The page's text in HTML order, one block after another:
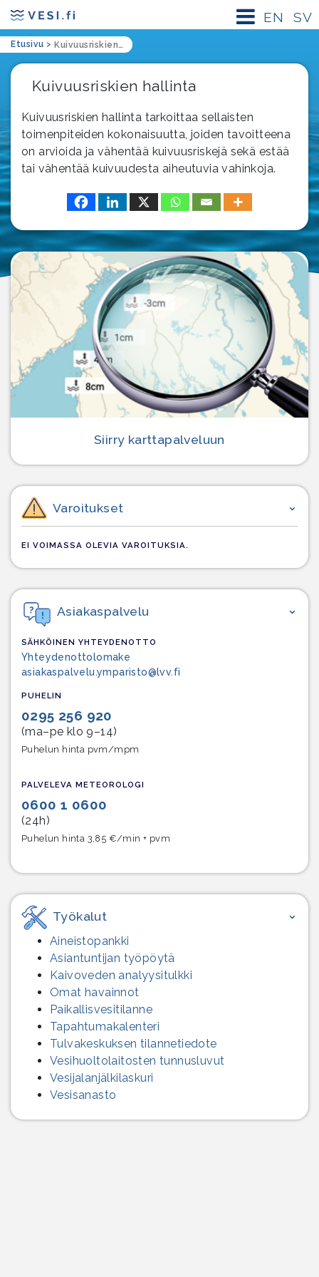
SV
EN
Etusivu > Kuivuusriskien hallinta
Kuivuusriskien hallinta
Kuivuusriskien hallinta tarkoittaa sellaisten
toimenpiteiden kokonaisuutta, joiden tavoitteena
on arvioida ja vähentää kuivuusriskejä sekä estää
tai vähentää kuivuudesta aiheutuvia vahinkoja.
Siirry karttapalveluun
Varoitukset
EI VOIMASSA OLEVIA VAROITUKSIA.
Asiakaspalvelu
SÄHKÖINEN YHTEYDENOTTO
Yhteydenottolomake
asiakaspalvelu.ymparisto@lvv.fi
PUHELIN
0295 256 920
(ma–pe klo 9–14)
Puhelun hinta pvm/mpm
PALVELEVA METEOROLOGI
0600 1 0600
(24h)
Puhelun hinta 3,85 €/min + pvm
Työkalut
Aineistopankki
Asiantuntijan työpöytä
Kaivoveden analyysitulkki
Omat havainnot
Paikallisvesitilanne
Tapahtumakalenteri
Tulvakeskuksen tilannetiedote
Vesihuolto­laitosten tunnusluvut
Vesijalanjälki­laskuri
Vesisanasto